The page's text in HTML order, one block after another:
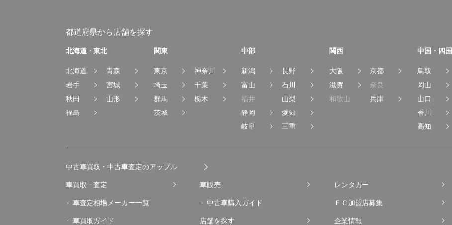
都道府県から店舗を探す
北海道・東北
北海道
青森
岩手
宮城
秋田
山形
福島
関東
東京
神奈川
埼玉
千葉
群馬
栃木
茨城
中部
新潟
長野
富山
石川
福井
山梨
静岡
愛知
岐阜
三重
関西
大阪
京都
滋賀
奈良
和歌山
兵庫
中国・四国
鳥取
岡山
山口
香川
高知
中古車買取・中古車査定のアップル
車買取・査定
車査定相場メーカー一覧
車買取ガイド
車販売
中古車購入ガイド
店舗を探す
レンタカー
ＦＣ加盟店募集
企業情報